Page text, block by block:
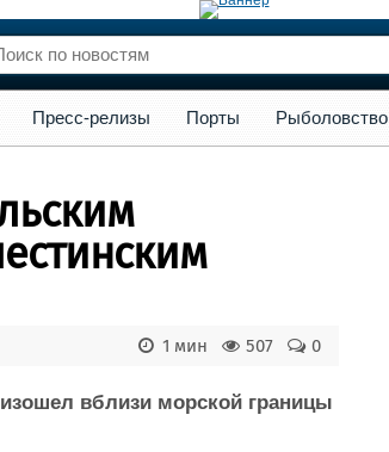
Флот
Все службы
Пресс-релизы Порты Рыболовство
0
507
1 мин
вблизи морской границы